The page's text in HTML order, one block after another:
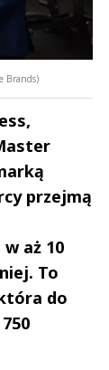
Brands)
przejmą
aż 10
To
do